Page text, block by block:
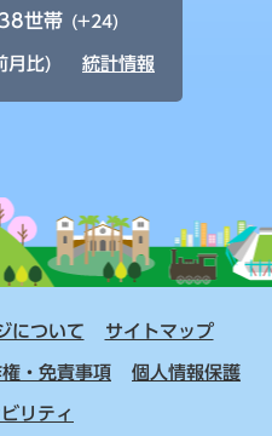
世帯 (+24)
月比) 統計情報
について サイトマップ
・免責事項 個人情報保護
リティ